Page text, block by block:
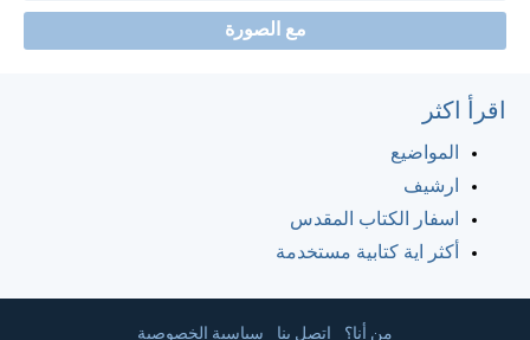
مع الصورة
اقرأ اكثر
المواضيع
ارشيف
اسفار الكتاب المقدس
أكثر اية كتابية مستخدمة
من أنا؟ اتصل بنا سياسية الخصوصية